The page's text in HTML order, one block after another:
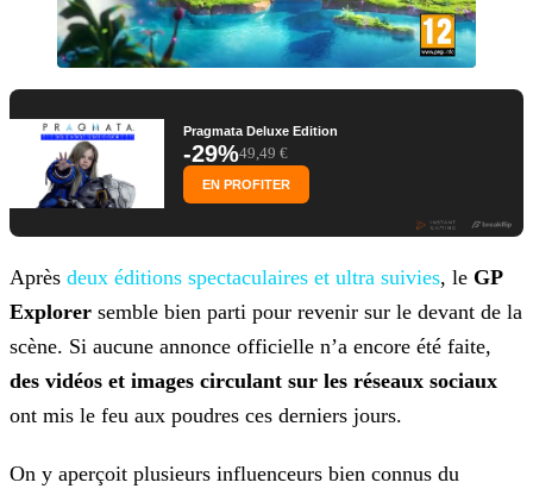
Pragmata Deluxe Edition
-29%49,49 €
EN PROFITER
Après deux éditions spectaculaires et ultra suivies, le GP
Explorer semble bien parti pour revenir sur le devant de la
scène. Si aucune annonce officielle n’a encore été faite,
des vidéos et images circulant sur les réseaux sociaux
ont mis le feu aux poudres ces derniers jours.
On y aperçoit plusieurs influenceurs bien connus du